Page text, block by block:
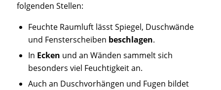
folgenden Stellen:
Feuchte Raumluft lässt Spiegel, Duschwände
und Fensterscheiben beschlagen.
In Ecken und an Wänden sammelt sich
besonders viel Feuchtigkeit an.
Auch an Duschvorhängen und Fugen bildet